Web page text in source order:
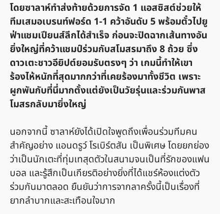
โดยซาลาห์ทำส่งท้ายด้วยการจัด 1 แอสซิสต์ช่วยให้
ทีมเสมอเบรนท์ฟอร์ด 1-1 คว้าอันดับ 5 พร้อมตั๋วไปยู
ฟ่าแชมเปียนส์ลีกได้สำเร็จ ก่อนจะปิดฉากเส้นทางอัน
ยิ่งใหญ่ที่คว้าแชมป์ร่วมกับสโมสรมาถึง 8 ถ้วย ซึ่ง
ดาวเตะชาวอียิปต์ยอมรับตรงๆ ว่า เกมนี้ทำให้เขา
ร้องไห้หนักที่สุดมากกว่าที่เคยร้องมาทั้งชีวิต เพราะ
ผูกพันกับที่นี่มากตั้งแต่ยังเป็นวัยรุ่นและร่วมกันพาส
โมสรกลับมายิ่งใหญ่
นอกจากนี้ ซาลาห์ยังได้เปิดใจพูดถึงเพื่อนร่วมทีมคน
สำคัญอย่าง แอนดรูว์ โรเบิร์ตสัน เป็นพิเศษ โดยยกย่อง
ว่าเป็นนักเตะที่ทุ่มเทสุดตัวในสนามจนเป็นที่รักของแฟน
บอล และรู้สึกเป็นเกียรติอย่างยิ่งที่ได้แชร์ห้องแต่งตัว
ร่วมกันมาตลอด ยืนยันว่าการจากลาครั้งนี้เป็นเรื่องที่
ยากลำบากและสะเทือนใจมาก